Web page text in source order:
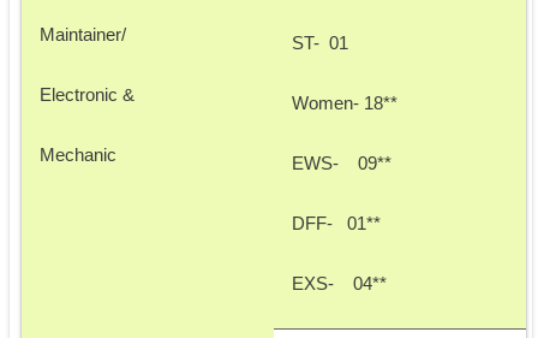
Maintainer/
Electronic &
Mechanic
ST-  01
Women- 18**
EWS-    09**
DFF-   01**
EXS-    04**